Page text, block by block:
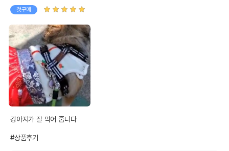
첫구매
강아지가 잘 먹어 줍니다
#상품후기